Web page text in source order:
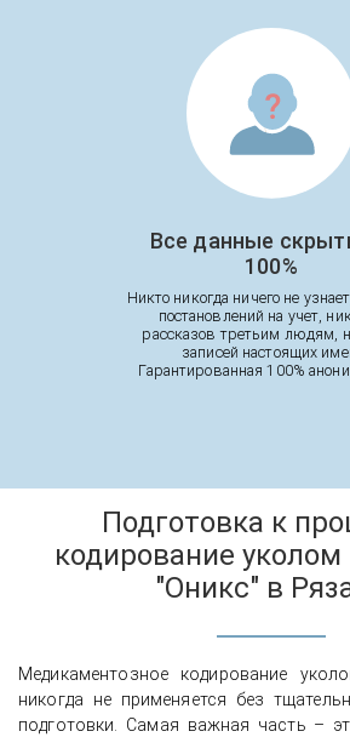
Все данные
100%
Никто никогда ничего не
постановлений на учет,
рассказов третьим людям,
записей настоящих
Гарантированная 100%
Подготовка к
кодирование
"Оникс" в
Медикаментозное кодирование
никогда не применяется без
подготовки. Самая важная часть –